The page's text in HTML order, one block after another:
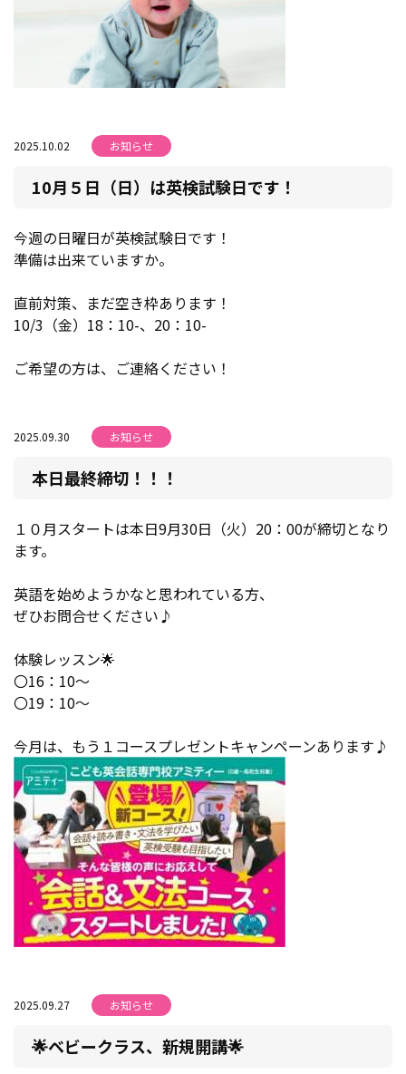
2025.10.02 お知らせ
10月５日（日）は英検試験日です！
今週の日曜日が英検試験日です！
準備は出来ていますか。
直前対策、まだ空き枠あります！
10/3（金）18：10-、20：10-
ご希望の方は、ご連絡ください！
2025.09.30 お知らせ
本日最終締切！！！
１０月スタートは本日9月30日（火）20：00が締切となり
ます。
英語を始めようかなと思われている方、
ぜひお問合せください♪
体験レッスン🌟
〇16：10～
〇19：10～
今月は、もう１コースプレゼントキャンペーンあります♪
2025.09.27 お知らせ
🌟ベビークラス、新規開講🌟